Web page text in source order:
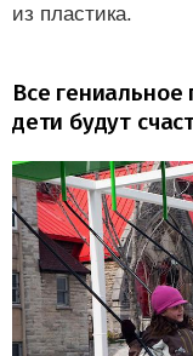
из пластика.
Все гениальное
дети будут